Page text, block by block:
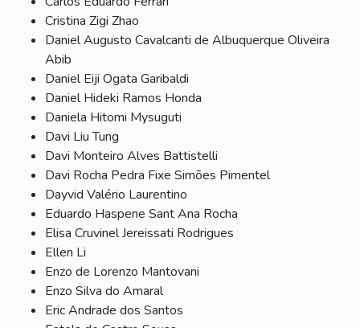
Cristina Zigi Zhao
Daniel Augusto Cavalcanti de Albuquerque Oliveira
Abib
Daniel Eiji Ogata Garibaldi
Daniel Hideki Ramos Honda
Daniela Hitomi Mysuguti
Davi Liu Tung
Davi Monteiro Alves Battistelli
Davi Rocha Pedra Fixe Simões Pimentel
Dayvid Valério Laurentino
Eduardo Haspene Sant Ana Rocha
Elisa Cruvinel Jereissati Rodrigues
Ellen Li
Enzo de Lorenzo Mantovani
Enzo Silva do Amaral
Eric Andrade dos Santos